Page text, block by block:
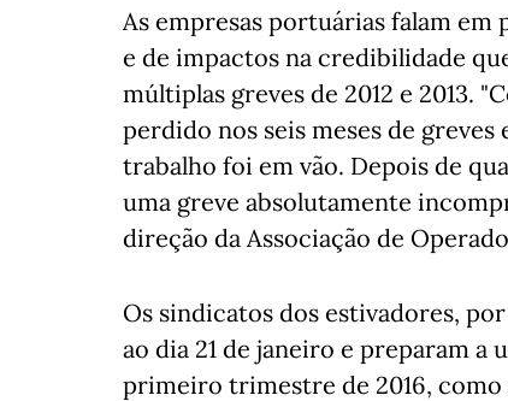
As empresas portuárias falam
e de impactos na credibilidade
múltiplas greves de 2012 e 2013.
perdido nos seis meses de greves
trabalho foi em vão. Depois de
uma greve absolutamente
direção da Associação de
Os sindicatos dos estivadores,
ao dia 21 de janeiro e preparam
primeiro trimestre de 2016,